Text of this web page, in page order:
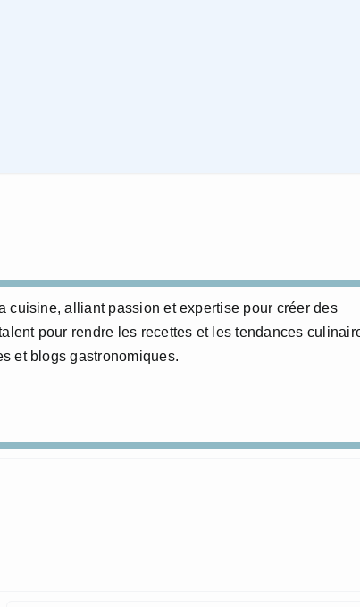
cuisine, alliant passion et expertise pour créer des
pour rendre les recettes et les tendances
et blogs gastronomiques.